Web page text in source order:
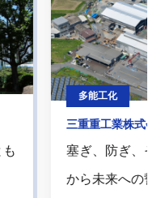
多能工化
三重重工業株式会社 様
塞ぎ、防ぎ、そして挑
から未来への誓い …